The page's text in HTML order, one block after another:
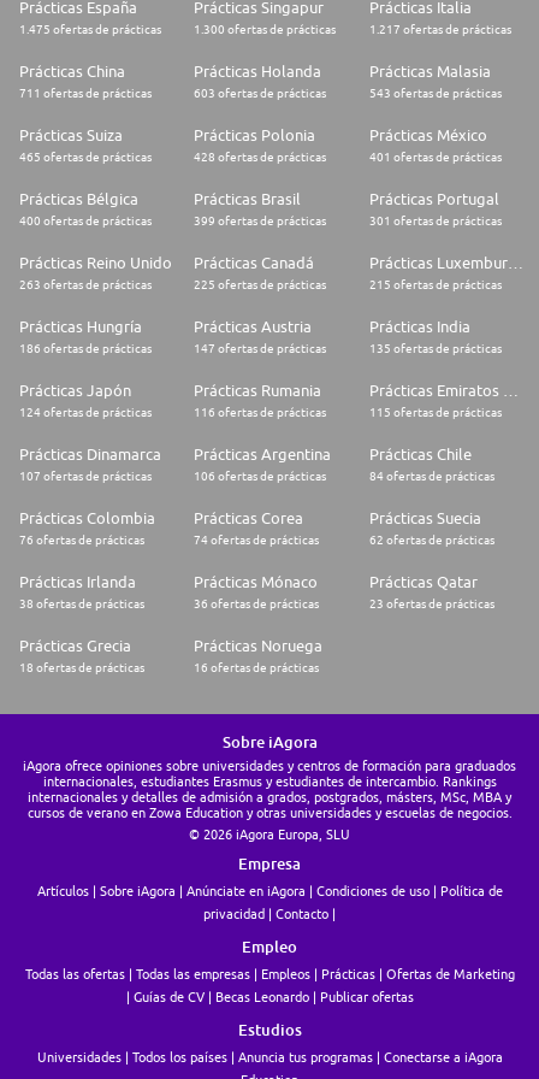
Prácticas España
1.475 ofertas de prácticas
Prácticas Singapur
1.300 ofertas de prácticas
Prácticas Italia
1.217 ofertas de prácticas
Prácticas China
711 ofertas de prácticas
Prácticas Holanda
603 ofertas de prácticas
Prácticas Malasia
543 ofertas de prácticas
Prácticas Suiza
465 ofertas de prácticas
Prácticas Polonia
428 ofertas de prácticas
Prácticas México
401 ofertas de prácticas
Prácticas Bélgica
400 ofertas de prácticas
Prácticas Brasil
399 ofertas de prácticas
Prácticas Portugal
301 ofertas de prácticas
Prácticas Reino Unido
263 ofertas de prácticas
Prácticas Canadá
225 ofertas de prácticas
Prácticas Luxemburgo
215 ofertas de prácticas
Prácticas Hungría
186 ofertas de prácticas
Prácticas Austria
147 ofertas de prácticas
Prácticas India
135 ofertas de prácticas
Prácticas Japón
124 ofertas de prácticas
Prácticas Rumania
116 ofertas de prácticas 115 ofertas de prácticas
Prácticas Dinamarca
107 ofertas de prácticas
Prácticas Argentina
106 ofertas de prácticas
Prácticas Chile
84 ofertas de prácticas
Prácticas Colombia
76 ofertas de prácticas
Prácticas Corea
74 ofertas de prácticas
Prácticas Suecia
62 ofertas de prácticas
Prácticas Irlanda
38 ofertas de prácticas
Prácticas Mónaco
36 ofertas de prácticas
Prácticas Qatar
23 ofertas de prácticas
Prácticas Grecia
18 ofertas de prácticas
Prácticas Noruega
16 ofertas de prácticas
Sobre iAgora
iAgora ofrece opiniones sobre universidades y centros de formación para graduados
internacionales, estudiantes Erasmus y estudiantes de intercambio. Rankings
internacionales y detalles de admisión a grados, postgrados, másters, MSc, MBA y
cursos de verano en Zowa Education y otras universidades y escuelas de negocios.
© 2026 iAgora Europa, SLU
Empresa
Artículos Sobre iAgora Anúnciate en iAgora Condiciones de uso
Política de
privacidad
Contacto
Empleo
Todas las ofertas Todas las empresas Empleos Prácticas
Ofertas de Marketing
Guías de CV
Becas Leonardo Publicar ofertas
Estudios
Universidades Todos los países Anuncia tus programas
Conectarse a iAgora